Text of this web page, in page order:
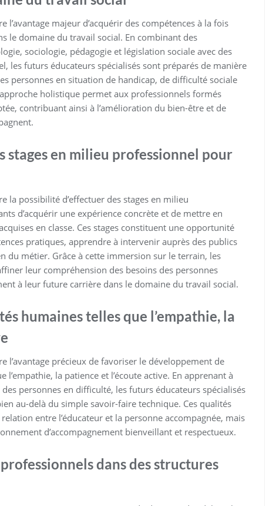
l’avantage majeur d’acquérir des compétences à la fois
le domaine du travail social. En combinant des
sociologie, pédagogie et législation sociale avec des
les futurs éducateurs spécialisés sont préparés de manière
personnes en situation de handicap, de difficulté sociale
holistique permet aux professionnels formés
contribuant ainsi à l’amélioration du bien-être et de
stages en milieu professionnel pour
la possibilité d’effectuer des stages en milieu
d’acquérir une expérience concrète et de mettre en
en classe. Ces stages constituent une opportunité
pratiques, apprendre à intervenir auprès des publics
du métier. Grâce à cette immersion sur le terrain, les
leur compréhension des besoins des personnes
à leur future carrière dans le domaine du travail social.
humaines telles que l’empathie, la
l’avantage précieux de favoriser le développement de
la patience et l’écoute active. En apprenant à
personnes en difficulté, les futurs éducateurs spécialisés
au-delà du simple savoir-faire technique. Ces qualités
entre l’éducateur et la personne accompagnée, mais
d’accompagnement bienveillant et respectueux.
dans des structures